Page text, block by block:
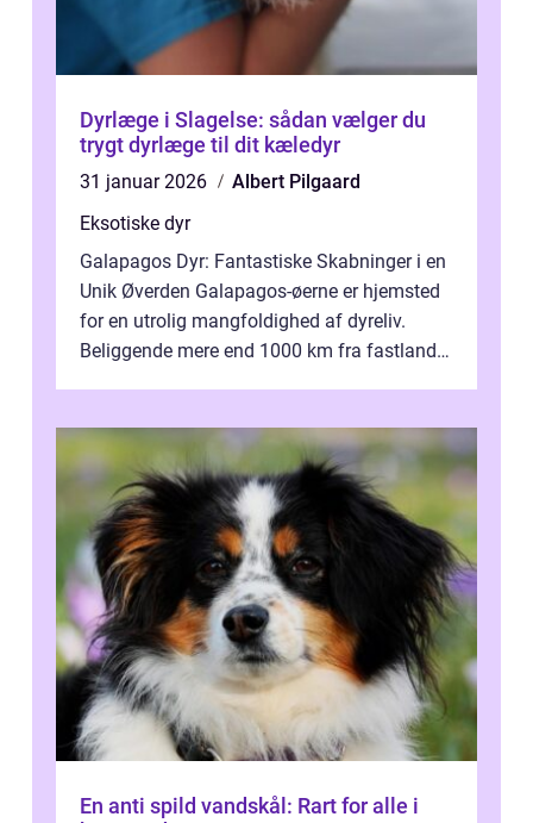
Dyrlæge i Slagelse: sådan vælger du
trygt dyrlæge til dit kæledyr
31 januar 2026
Albert Pilgaard
Eksotiske dyr
Galapagos Dyr: Fantastiske Skabninger i en
Unik Øverden Galapagos-øerne er hjemsted
for en utrolig mangfoldighed af dyreliv.
Beliggende mere end 1000 km fra fastlandet
En anti spild vandskål: Rart for alle i